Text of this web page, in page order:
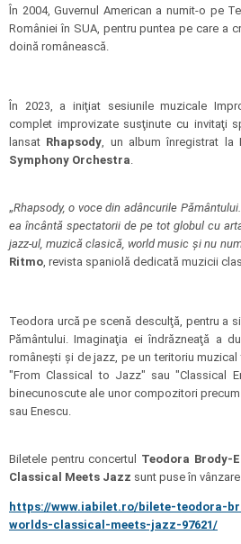
În 2004, Guvernul American a numit-o pe
României în SUA, pentru puntea pe care a
doină românească.
În 2023, a iniţiat sesiunile muzicale
complet improvizate susţinute cu invitaţi
lansat Rhapsody, un album înregistrat la
Symphony Orchestra.
„Rhapsody, o voce din adâncurile
ea încântă spectatorii de pe tot globul cu
jazz-ul, muzică clasică, world music și nu
Ritmo, revista spaniolă dedicată muzicii
Teodora urcă pe scenă desculţă, pentru a
Pământului. Imaginaţia ei îndrăzneaţă a
româneşti şi de jazz, pe un teritoriu
"From Classical to Jazz" sau "Classical
binecunoscute ale unor compozitori precum
sau Enescu.
Biletele pentru concertul Teodora Brody-
Classical Meets Jazz sunt puse în
https://www.iabilet.ro/bilete-teodora-
worlds-classical-meets-jazz-97621/